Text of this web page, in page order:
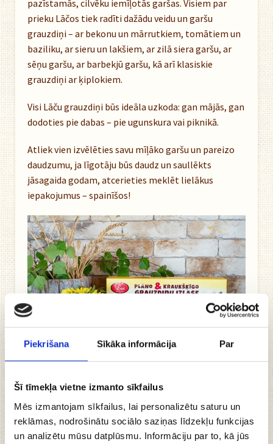
Piekrišana Sīkāka informācija Par
Šī tīmekļa vietne izmanto sīkfailus
Mēs izmantojam sīkfailus, lai personalizētu saturu un
reklāmas, nodrošinātu sociālo saziņas līdzekļu funkcijas
un analizētu mūsu datplūsmu. Informāciju par to, kā jūs
pazīstamās, cilvēku iemīļotās garšas. Visiem par
prieku Lāčos tiek radīti dažādu veidu un garšu
grauzdiņi – ar bekonu un mārrutkiem, tomātiem un
baziliku, ar sieru un lakšiem, ar zilā siera garšu, ar
sēņu garšu, ar barbekjū garšu, kā arī klasiskie
grauzdiņi ar ķiplokiem.
Visi Lāču grauzdiņi būs ideāla uzkoda: gan mājās, gan
dodoties pie dabas – pie ugunskura vai piknikā.
Atliek vien izvēlēties savu mīļāko garšu un pareizo
daudzumu, ja līgotāju būs daudz un saullēkts
jāsagaida godam, atcerieties meklēt lielākus
iepakojumus – spainīšos!
iemīļotāko grauzdiņu izlase
Esam padomājuši par tiem Lāču grauzdiņu
cienītājiem, kuriem ar vienu paciņu parasti ir par
maz. Šajā izlasē apvienoti 3 veidu “Lāču” grauzdiņi,